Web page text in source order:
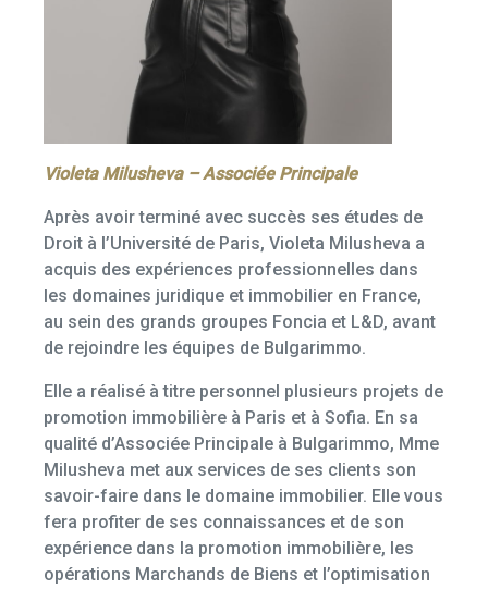
Violeta Milusheva – Associée Principale
Après avoir terminé avec succès ses études de
Droit à l’Université de Paris, Violeta Milusheva a
acquis des expériences professionnelles dans
les domaines juridique et immobilier en France,
au sein des grands groupes Foncia et L&D, avant
de rejoindre les équipes de Bulgarimmo.
Elle a réalisé à titre personnel plusieurs projets de
promotion immobilière à Paris et à Sofia. En sa
qualité d’Associée Principale à Bulgarimmo, Mme
Milusheva met aux services de ses clients son
savoir-faire dans le domaine immobilier. Elle vous
fera profiter de ses connaissances et de son
expérience dans la promotion immobilière, les
opérations Marchands de Biens et l’optimisation